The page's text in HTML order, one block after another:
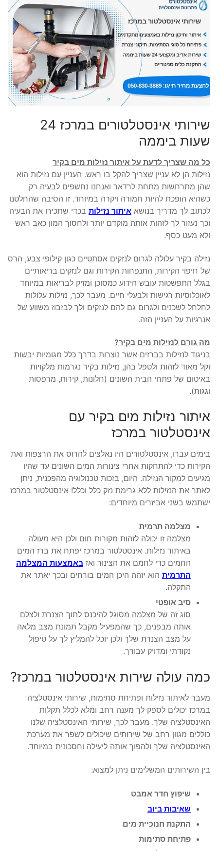
שירותי אינסטלטורים במרכז 24
שעות ביממה
כל מה שצריך לדעת על איתור נזילות מים בקיר
נזילות הן לא עניין שצריך להקל בו ראש. העניין עם נזילות הוא
שהן מתרחשות מתחת לרדאר ואנחנו נחשפים לבעיה רק
כשהיא הופכת להיות חמורה ויקרה במיוחד. זו הסיבה שהחלטנו
לכתוב לך מדריך בנושא איתור נזילות בכדי שתכירו את הבעיה
וכך נעזור לך לזהות אותה מוקדם יותר ולחסוך המון כאב ראש
ולא מעט כסף.
נזילה בקיר עלולה לגרום לנזקים אסתטיים כגון קילופי צבע, הרס
של חיפוי הקירות, התנפחות הקירות וגם לנזקים בריאותיים
בגלל התפשטות עובש הידוע כמסוכן ומזיק לבריאות במיוחד
לאוכלוסיות רגישות ולבעלי חיים. מעבר לכך, נזילות עלולות
לחלחל לשכנים ולגרום גם להם לנזקים ולך לבזבוז משווע של
אנרגיות על העניין הזה.
מה גורם לנזילות מים בקיר?
בניגוד לנזילות בברזים אשר נוצרות בדרך כלל מגומיות יבשות
וקל מאוד לזהות ולטפל בהן, נזילות בקיר נגרמות מלקויות
באיטום של פתחי הבית השונים (חלונות, קירות, מרפסות
וגגות).
איתור נזילות מים בקיר עם
אינסטלטור במרכז
בימים עברו, אינסטלטורים היו נאלצים להרוס את הרצפות ואת
הקירות כדי להתחקות אחרי צינורות המים השונים עד שהיו
מגיעים למקור הנזילה. היום, בזכות טכנולוגיה מהפכנית, ניתן
לאתר את הנזילות ללא גרימת נזק כלל וכלל! אינסטלטור במרכז
ישתמש בשני אביזרים מיוחדים:
מצלמה תרמית
מצלמה זו יכולה לזהות מקורות חום ולכן היא מעולה
באיתור נזילות. אינסטלטור במרכז יפתח את ברז המים
החמים כדי לחמם את הצינור ואז באמצעות המצלמה
התרמית הוא יזהה היכן המים בורחים ובכך יאתר את
התקלה.
סיב אופטי
סוג זה של מצלמה מסוגל להיכנס לתוך הצנרת ולצלם
אותה מבפנים, כך שהמפעיל מקבל תמונת מצב מלאה
על מצב הצנרת שלך ולכן יוכל להמליץ לך על טיפול
נקודתי ומדויק עבורך.
כמה עולה שירות אינסטלטור במרכז?
מעבר לאיתור נזילות ופתיחת סתימות, שירותי אינסטלציה
במרכז יכולים לספק לך מענה רחב ומלא לכלל תקלות
האינסטלציה שלך. מעבר לכך, שירותי האינסטלציה שלנו
כוללים מגוון רחב של שירותים שיכולים לשפר את מערכת
האינסטלציה שלך ולהפוך אותה ליעילה וחסכונית במיוחד.
בין השירותים המשלימים ניתן למצוא:
שיפוץ חדר אמבט
שאיבות ביוב
התקנת חנוכיית מים
פתיחת סתימות